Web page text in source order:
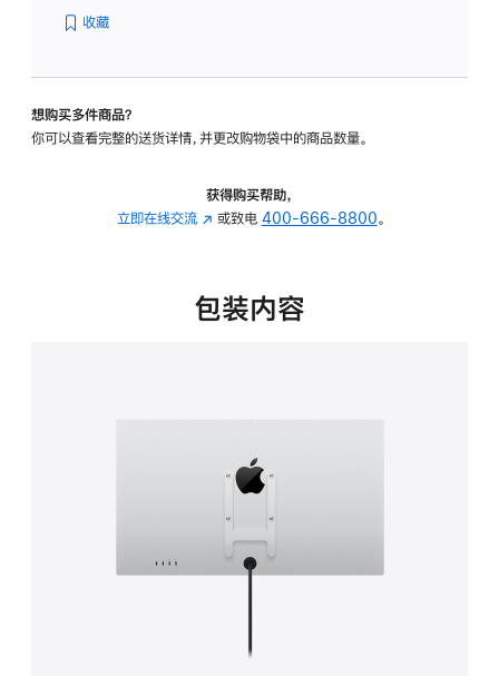
转
的
收藏
想购买多件商品？
你可以查看完整的送货详情，并更改购物袋中的商品数量。
获得购买帮助，
立即在线交流 (在
中
或致电 400-666-8800。
包装内容